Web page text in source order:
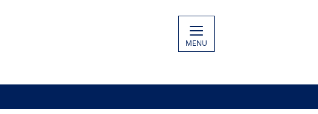
MENU